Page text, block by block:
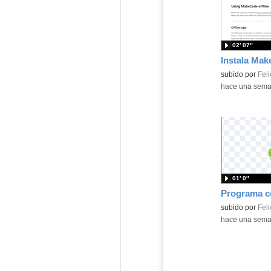
Contenido
subido por
02′ 07″
-hace una
Contenido
subido por
01′ 0″
-hace una